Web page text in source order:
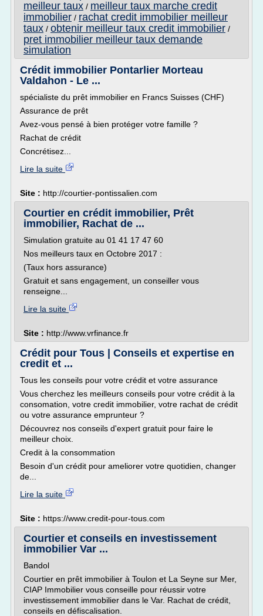
meilleur taux / meilleur taux marche credit
immobilier / rachat credit immobilier meilleur
taux / obtenir meilleur taux credit immobilier /
pret immobilier meilleur taux demande
simulation
Crédit immobilier Pontarlier Morteau
Valdahon - Le ...
spécialiste du prêt immobilier en Francs Suisses (CHF)
Assurance de prêt
Avez-vous pensé à bien protéger votre famille ?
Rachat de crédit
Concrétisez...
Lire la suite
Site : http://courtier-pontissalien.com
Courtier en crédit immobilier, Prêt
immobilier, Rachat de ...
Simulation gratuite au 01 41 17 47 60
Nos meilleurs taux en Octobre 2017 :
(Taux hors assurance)
Gratuit et sans engagement, un conseiller vous
renseigne...
Lire la suite
Site : http://www.vrfinance.fr
Crédit pour Tous | Conseils et expertise en
credit et ...
Tous les conseils pour votre crédit et votre assurance
Vous cherchez les meilleurs conseils pour votre crédit à la
consomation, votre credit immobilier, votre rachat de crédit
ou votre assurance emprunteur ?
Découvrez nos conseils d'expert gratuit pour faire le
meilleur choix.
Credit à la consommation
Besoin d'un crédit pour ameliorer votre quotidien, changer
de...
Lire la suite
Site : https://www.credit-pour-tous.com
Courtier et conseils en investissement
immobilier Var ...
Bandol
Courtier en prêt immobilier à Toulon et La Seyne sur Mer,
CIAP Immobilier vous conseille pour réussir votre
investissement immobilier dans le Var. Rachat de crédit,
conseils en défiscalisation.